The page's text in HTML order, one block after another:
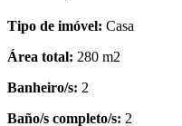
Tipo de imóvel: Casa
Área total: 280 m2
Banheiro/s: 2
Baño/s completo/s: 2